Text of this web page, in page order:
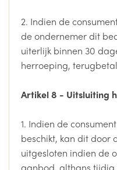
2. Indien de
de ondernemer dit
uiterlijk binnen 30
herroeping,
Artikel 8 - Uitsluiting
1. Indien de
beschikt, kan dit door
uitgesloten indien de